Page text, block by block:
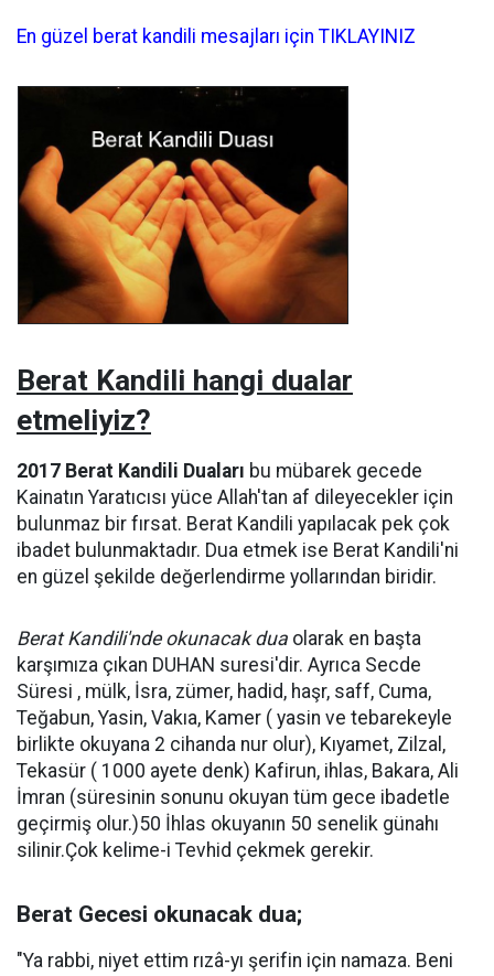
En güzel berat kandili mesajları için TIKLAYINIZ
Berat Kandili hangi dualar
etmeliyiz?
2017 Berat Kandili Duaları bu mübarek gecede
Kainatın Yaratıcısı yüce Allah'tan af dileyecekler için
bulunmaz bir fırsat. Berat Kandili yapılacak pek çok
ibadet bulunmaktadır. Dua etmek ise Berat Kandili'ni
en güzel şekilde değerlendirme yollarından biridir.
Berat Kandili'nde okunacak dua olarak en başta
karşımıza çıkan DUHAN suresi'dir. Ayrıca Secde
Süresi , mülk, İsra, zümer, hadid, haşr, saff, Cuma,
Teğabun, Yasin, Vakıa, Kamer ( yasin ve tebarekeyle
birlikte okuyana 2 cihanda nur olur), Kıyamet, Zilzal,
Tekasür ( 1000 ayete denk) Kafirun, ihlas, Bakara, Ali
İmran (süresinin sonunu okuyan tüm gece ibadetle
geçirmiş olur.)50 İhlas okuyanın 50 senelik günahı
silinir.Çok kelime-i Tevhid çekmek gerekir.
Berat Gecesi okunacak dua;
"Ya rabbi, niyet ettim rızâ-yı şerifin için namaza. Beni